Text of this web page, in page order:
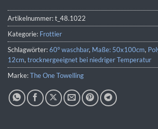
Artikelnummer:t_48.1022
Kategorie: Frottier
Schlagwörter:60° waschbar, Maße: 50x100cm,
12cm,trocknergeeignet bei niedriger Temperatur
Marke:The One Towelling